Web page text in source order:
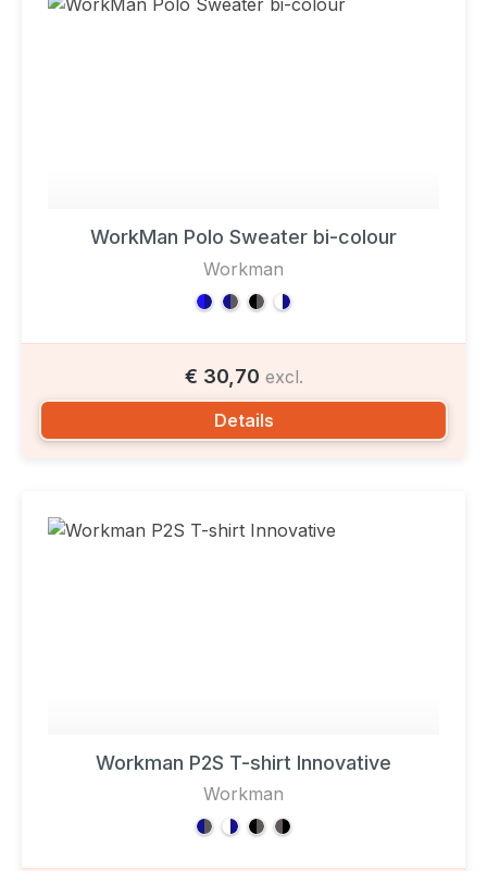
WorkMan Polo Sweater bi-colour
Workman
€ 30,70 excl.
Details
Workman P2S T-shirt Innovative
Workman